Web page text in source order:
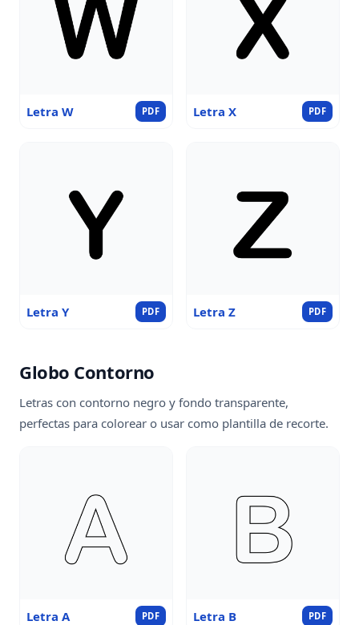
Letra W PDF Letra X PDF
Letra Y PDF Letra Z PDF
Globo Contorno
Letras con contorno negro y fondo transparente,
perfectas para colorear o usar como plantilla de recorte.
Letra A PDF Letra B PDF